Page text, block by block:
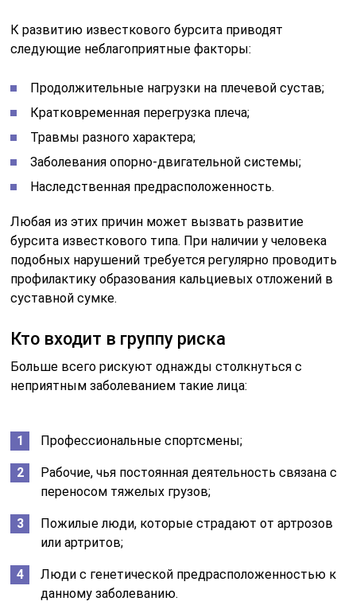
К развитию известкового бурсита приводят
следующие неблагоприятные факторы:
Продолжительные нагрузки на плечевой сустав;
Кратковременная перегрузка плеча;
Травмы разного характера;
Заболевания опорно-двигательной системы;
Наследственная предрасположенность.
Любая из этих причин может вызвать развитие
бурсита известкового типа. При наличии у человека
подобных нарушений требуется регулярно проводить
профилактику образования кальциевых отложений в
суставной сумке.
Кто входит в группу риска
Больше всего рискуют однажды столкнуться с
неприятным заболеванием такие лица:
Профессиональные спортсмены;
Рабочие, чья постоянная деятельность связана с
переносом тяжелых грузов;
Пожилые люди, которые страдают от артрозов
или артритов;
Люди с генетической предрасположенностью к
данному заболеванию.